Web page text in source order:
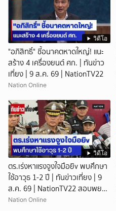
วิดีโอ
"อภิสิทธิ์" ชี้อนาคตหาดใหญ่! แนะ
สร้าง 4 เครื่องยนต์ ศก. | ทันข่าว
เที่ยง | 9 ส.ค. 69 | NationTV22
Nation Online
วิดีโอ
ตร.เร่งหาแรงจูงใจมือยิv พบศึกษา
ใช้อาวุธ 1-2 ปี | ทันข่าวเที่ยง | 9
ส.ค. 69 | NationTV22 สอบพยาน
แล้ว 17 ปาก เร่งตรวจมือถือและ
Nation Online